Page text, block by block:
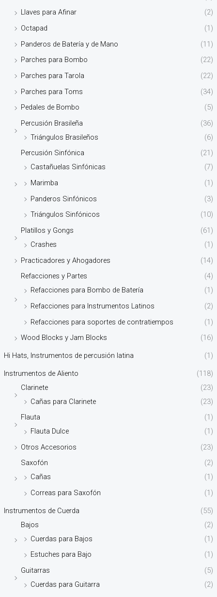
Llaves para Afinar
(2)
Octapad
(1)
Panderos de Batería y de Mano
(11)
Parches para Bombo
(22)
Parches para Tarola
(22)
Parches para Toms
(34)
Pedales de Bombo
(5)
Percusión Brasileña
(36)
Triángulos Brasileños
(6)
Percusión Sinfónica
(21)
Castañuelas Sinfónicas
(7)
Marimba
(1)
Panderos Sinfónicos
(3)
Triángulos Sinfónicos
(10)
Platillos y Gongs
(61)
Crashes
(1)
Practicadores y Ahogadores
(14)
Refacciones y Partes
(4)
Refacciones para Bombo de Batería
(1)
Refacciones para Instrumentos Latinos
(2)
Refacciones para soportes de contratiempos
(1)
Wood Blocks y Jam Blocks
(16)
Hi Hats, Instrumentos de percusión latina (1)
Instrumentos de Aliento
(118)
Clarinete
(23)
Cañas para Clarinete
(23)
Flauta
(1)
Flauta Dulce
(1)
Otros Accesorios
(23)
Saxofón
(2)
Cañas
(1)
Correas para Saxofón
(1)
Instrumentos de Cuerda
(55)
Bajos
(2)
Cuerdas para Bajos
(1)
Estuches para Bajo
(1)
Guitarras
(5)
Cuerdas para Guitarra
(2)